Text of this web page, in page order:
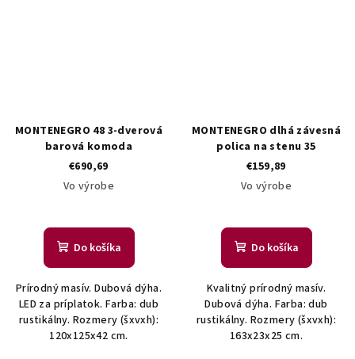
MONTENEGRO 48 3-dverová
barová komoda
€690,69
Vo výrobe
Do košíka
Prírodný masív. Dubová dýha.
LED za príplatok. Farba: dub
rustikálny. Rozmery (šxvxh):
120x125x42 cm.
MONTENEGRO dlhá závesná
polica na stenu 35
€159,89
Vo výrobe
Do košíka
Kvalitný prírodný masív.
Dubová dýha. Farba: dub
rustikálny. Rozmery (šxvxh):
163x23x25 cm.